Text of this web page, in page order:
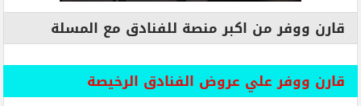
قارن ووفر من اكبر منصة للفنادق مع المسلة
قارن ووفر علي عروض الفنادق الرخيصة